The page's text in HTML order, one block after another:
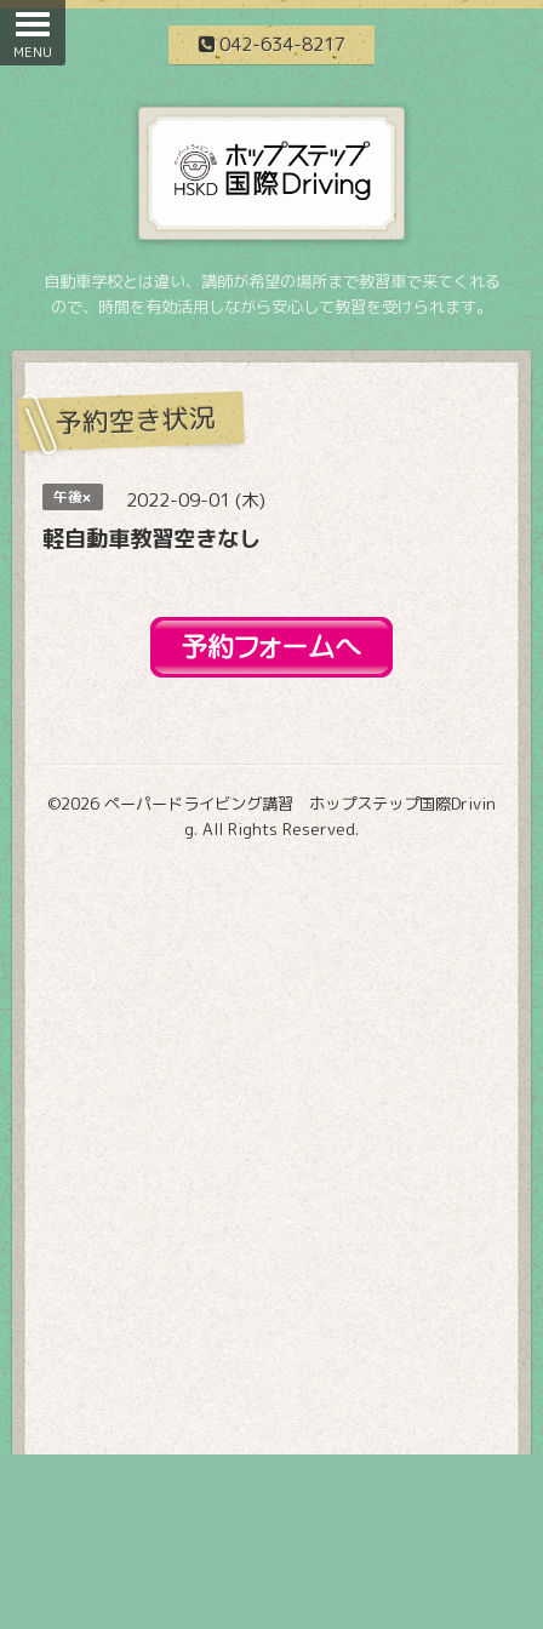
042-634-8217
自動車学校とは違い、講師が希望の場所まで教習車で来てくれる
ので、時間を有効活用しながら安心して教習を受けられます。
予約空き状況
午後× 2022-09-01 (木)
軽自動車教習空きなし
©2026 ペーパードライビング講習 ホップステップ国際Drivin
g. All Rights Reserved.